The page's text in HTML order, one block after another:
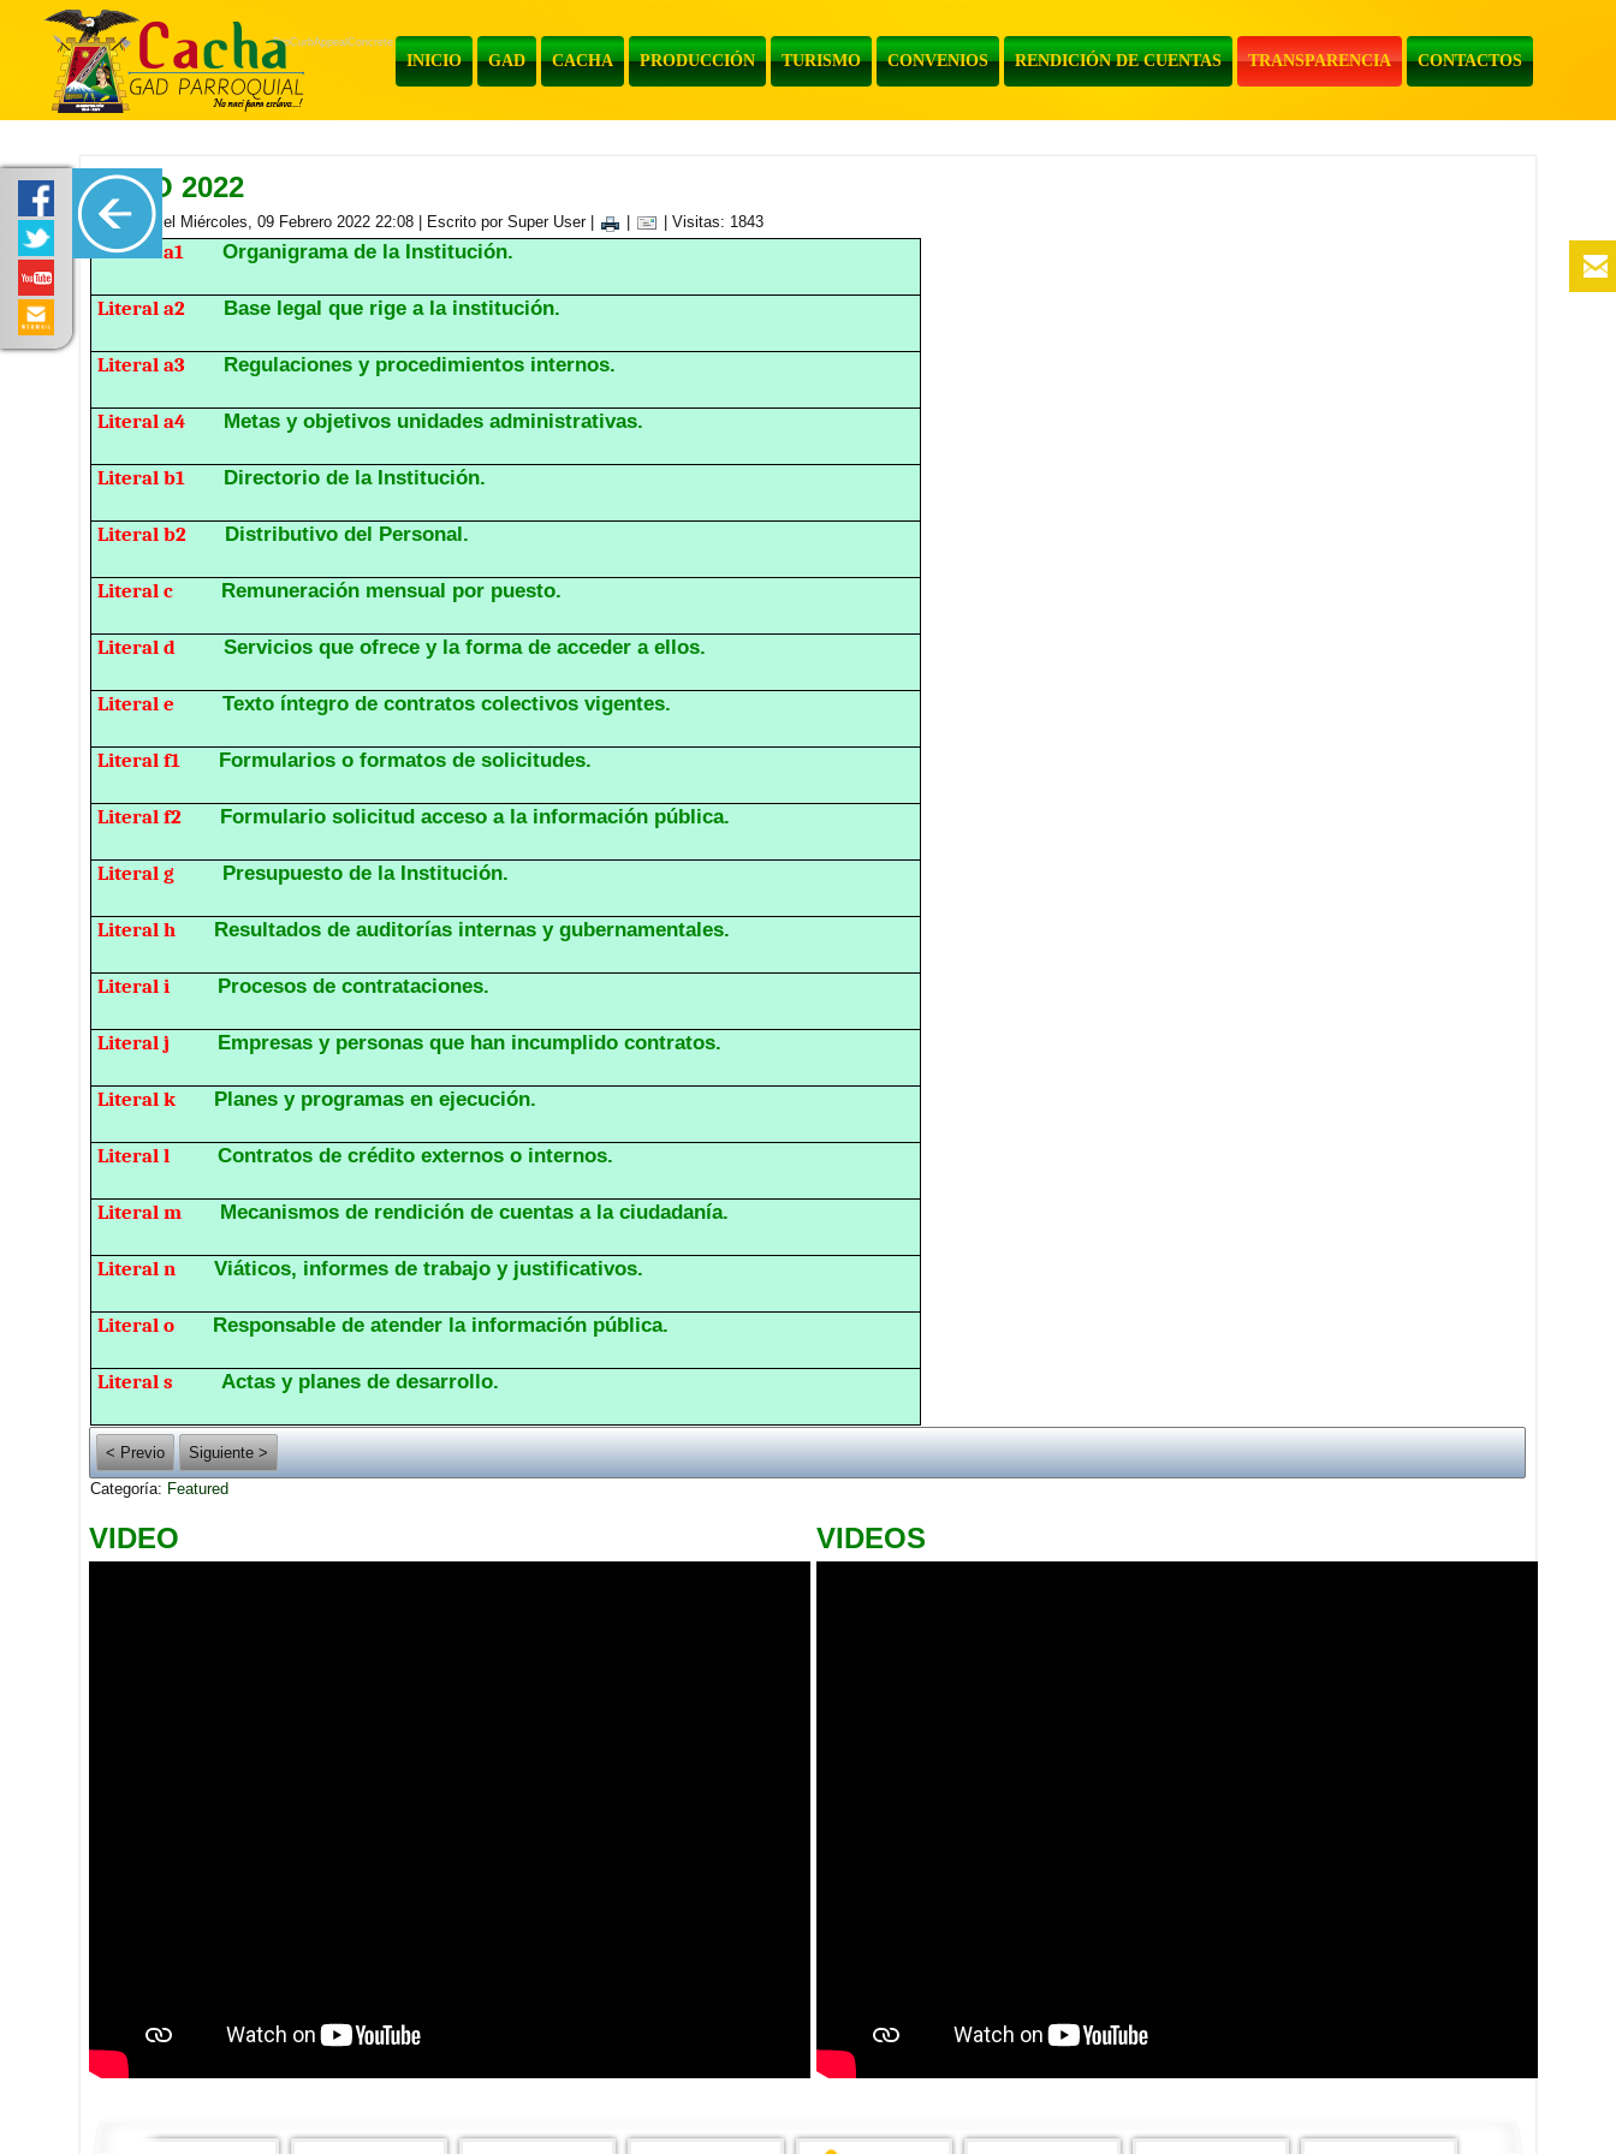
INICIO GAD CACHA PRODUCCIÓN TURISMO CONVENIOS RENDICIÓN DE CUENTAS TRANSPARENCIA CONTACTOS
ProCurbAppealConcrete
MAYO 2022
Publicado el Miércoles, 09 Febrero 2022 22:08 Escrito por Super User| | Visitas: 1843
Literal a1 Organigrama de la Institución.
Literal a2 Base legal que rige a la institución.
Literal a3 Regulaciones y procedimientos internos.
Literal a4 Metas y objetivos unidades administrativas.
Literal b1 Directorio de la Institución.
Literal b2 Distributivo del Personal.
Literal c Remuneración mensual por puesto.
Literal d Servicios que ofrece y la forma de acceder a ellos.
Literal e Texto íntegro de contratos colectivos vigentes.
Literal f1 Formularios o formatos de solicitudes.
Literal f2 Formulario solicitud acceso a la información pública.
Literal g Presupuesto de la Institución.
Literal h Resultados de auditorías internas y gubernamentales.
Literal i Procesos de contrataciones.
Literal j Empresas y personas que han incumplido contratos.
Literal k Planes y programas en ejecución.
Literal l Contratos de crédito externos o internos.
Literal m Mecanismos de rendición de cuentas a la ciudadanía.
Literal n Viáticos, informes de trabajo y justificativos.
Literal o Responsable de atender la información pública.
Literal s Actas y planes de desarrollo.
< Previo
Siguiente >
Categoría: Featured
VIDEO VIDEOS